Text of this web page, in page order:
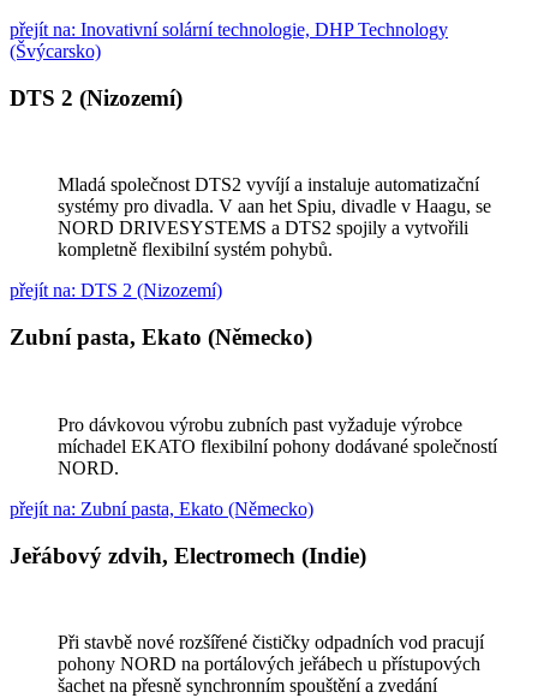
přejít na: Inovativní solární technologie, DHP Technology
(Švýcarsko)
DTS 2 (Nizozemí)
Mladá společnost DTS2 vyvíjí a instaluje automatizační
systémy pro divadla. V aan het Spiu, divadle v Haagu, se
NORD DRIVESYSTEMS a DTS2 spojily a vytvořili
kompletně flexibilní systém pohybů.
přejít na: DTS 2 (Nizozemí)
Zubní pasta, Ekato (Německo)
Pro dávkovou výrobu zubních past vyžaduje výrobce
míchadel EKATO flexibilní pohony dodávané společností
NORD.
přejít na: Zubní pasta, Ekato (Německo)
Jeřábový zdvih, Electromech (Indie)
Při stavbě nové rozšířené čističky odpadních vod pracují
pohony NORD na portálových jeřábech u přístupových
šachet na přesně synchronním spouštění a zvedání